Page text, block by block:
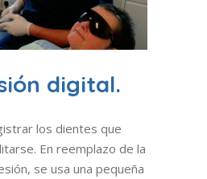
digital.
los dientes que
En reemplazo de la
se usa una pequeña